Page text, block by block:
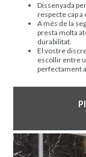
Dissenyada
respecte cap a
A més de la
presta molta
durabilitat.
El vostre
escollir entre
perfectament